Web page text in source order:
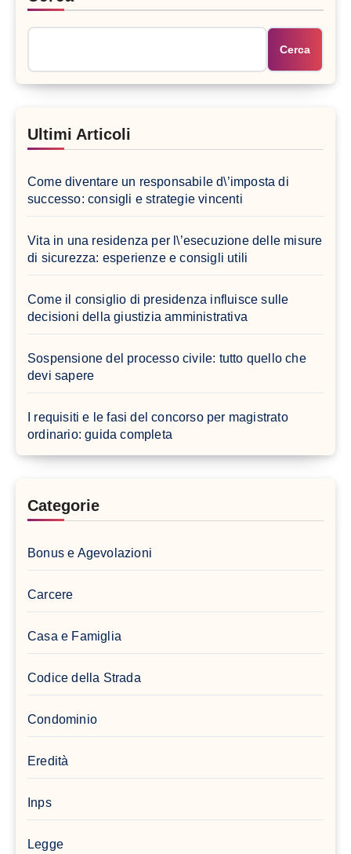
Cerca
Ultimi Articoli
Come diventare un responsabile d\’imposta di
successo: consigli e strategie vincenti
Vita in una residenza per l\’esecuzione delle misure
di sicurezza: esperienze e consigli utili
Come il consiglio di presidenza influisce sulle
decisioni della giustizia amministrativa
Sospensione del processo civile: tutto quello che
devi sapere
I requisiti e le fasi del concorso per magistrato
ordinario: guida completa
Categorie
Bonus e Agevolazioni
Carcere
Casa e Famiglia
Codice della Strada
Condominio
Eredità
Inps
Legge